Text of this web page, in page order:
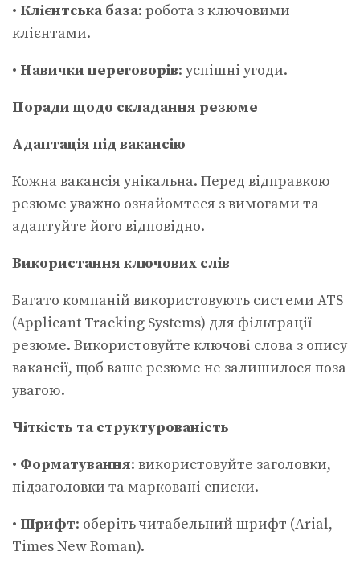
• Клієнтська база: робота з ключовими
клієнтами.
• Навички переговорів: успішні угоди.
Поради щодо складання резюме
Адаптація під вакансію
Кожна вакансія унікальна. Перед відправкою
резюме уважно ознайомтеся з вимогами та
адаптуйте його відповідно.
Використання ключових слів
Багато компаній використовують системи ATS
(Applicant Tracking Systems) для фільтрації
резюме. Використовуйте ключові слова з опису
вакансії, щоб ваше резюме не залишилося поза
увагою.
Чіткість та структурованість
• Форматування: використовуйте заголовки,
підзаголовки та марковані списки.
• Шрифт: оберіть читабельний шрифт (Arial,
Times New Roman).